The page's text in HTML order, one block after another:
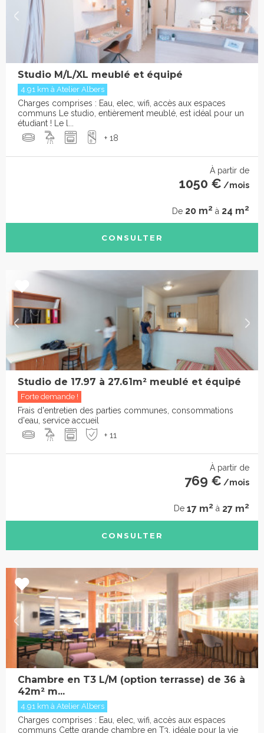
Studio M/L/XL meublé et équipé
4.91 km à Atelier Albers
Charges comprises : Eau, elec, wifi, accès aux espaces
communs Le studio, entièrement meublé, est idéal pour un
étudiant ! Le l...
+ 18
À partir de
1050 € /mois
De 20 m2 à 24 m2
CONSULTER
Studio de 17.97 à 27.61m² meublé et équipé
Forte demande !
Frais d'entretien des parties communes, consommations
d'eau, service accueil
+ 11
À partir de
769 € /mois
De 17 m2 à 27 m2
CONSULTER
Chambre en T3 L/M (option terrasse) de 36 à
42m² m...
4.91 km à Atelier Albers
Charges comprises : Eau, elec, wifi, accès aux espaces
communs Cette grande chambre en T3, idéale pour la vie